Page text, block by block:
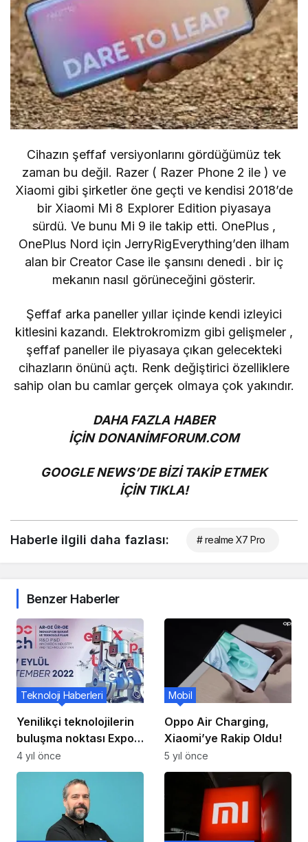
Cihazın şeffaf versiyonlarını gördüğümüz tek
zaman bu değil. Razer ( Razer Phone 2 ile) ve
Xiaomi gibi şirketler öne geçti ve kendisi 2018’de
bir Xiaomi Mi 8 Explorer Edition piyasaya
sürdü. Ve bunu Mi 9 ile takip etti. OnePlus ,
OnePlus Nord için JerryRigEverything’den ilham
alan bir Creator Case ile şansını denedi . bir iç
mekanın nasıl görüneceğini gösterir.
Şeffaf arka paneller yıllar içinde kendi izleyici
kitlesini kazandı. Elektrokromizm gibi gelişmeler ,
şeffaf paneller ile piyasaya çıkan gelecekteki
cihazların önünü açtı. Renk değiştirici özelliklere
sahip olan bu camlar gerçek olmaya çok yakındır.
DAHA FAZLA HABER
İÇİNDONANİMFORUM.COM
GOOGLE NEWS’DE BİZİ TAKİP ETMEK
İÇİN TIKLA!
Haberle ilgili daha fazlası: # realme X7 Pro
Benzer Haberler
Yenilikçi teknolojilerin
buluşma noktası Expo
Tech
Teknoloji Haberleri
4 yıl önce
Oppo Air Charging,
Xiaomi’ye Rakip Oldu!
Mobil
5 yıl önce